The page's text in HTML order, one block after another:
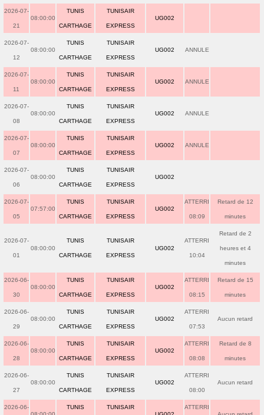
2026-07-
21
08:00:00
TUNIS
CARTHAGE
TUNISAIR
EXPRESS
UG002
2026-07-
12
08:00:00
TUNIS
CARTHAGE
TUNISAIR
EXPRESS
UG002 ANNULE
2026-07-
11
08:00:00
TUNIS
CARTHAGE
TUNISAIR
EXPRESS
UG002 ANNULE
2026-07-
08
08:00:00
TUNIS
CARTHAGE
TUNISAIR
EXPRESS
UG002 ANNULE
2026-07-
07
08:00:00
TUNIS
CARTHAGE
TUNISAIR
EXPRESS
UG002 ANNULE
2026-07-
06
08:00:00
TUNIS
CARTHAGE
TUNISAIR
EXPRESS
UG002
2026-07-
05
07:57:00
TUNIS
CARTHAGE
TUNISAIR
EXPRESS
UG002
ATTERRI
08:09
Retard de 12
minutes
2026-07-
01
08:00:00
TUNIS
CARTHAGE
TUNISAIR
EXPRESS
UG002
ATTERRI
10:04
Retard de 2
heures et 4
minutes
2026-06-
30
08:00:00
TUNIS
CARTHAGE
TUNISAIR
EXPRESS
UG002
ATTERRI
08:15
Retard de 15
minutes
2026-06-
29
08:00:00
TUNIS
CARTHAGE
TUNISAIR
EXPRESS
UG002
ATTERRI
07:53
Aucun retard
2026-06-
28
08:00:00
TUNIS
CARTHAGE
TUNISAIR
EXPRESS
UG002
ATTERRI
08:08
Retard de 8
minutes
2026-06-
27
08:00:00
TUNIS
CARTHAGE
TUNISAIR
EXPRESS
UG002
ATTERRI
08:00
Aucun retard
2026-06- TUNIS TUNISAIR ATTERRI